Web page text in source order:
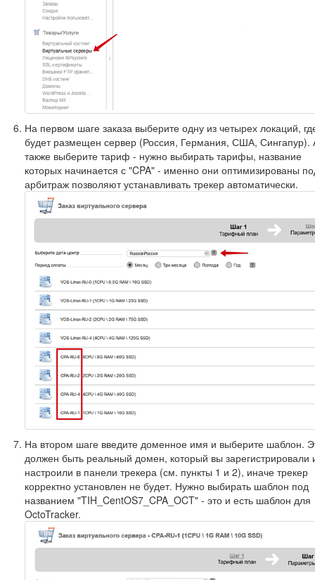
На первом шаге заказа выберите одну из четырех локаций,
будет размещен сервер (Россия, Германия, США, Сингапур).
также выберите тариф - нужно выбирать тарифы, название
которых начинается с "CPA" - именно они оптимизированы
арбитраж позволяют устанавливать трекер автоматически.
На втором шаге введите доменное имя и выберите шаблон.
должен быть реальный домен, который вы зарегистрировали
настроили в панели трекера (см. пункты 1 и 2), иначе трекер
корректно установлен не будет. Нужно выбирать шаблон под
названием "TIH_CentOS7_CPA_OCT" - это и есть шаблон для
OctoTracker.